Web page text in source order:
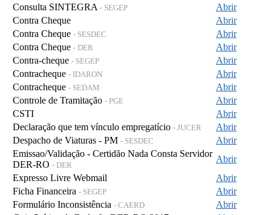
Consulta SINTEGRA - SEGEP
Abrir
Contra Cheque
Abrir
Contra Cheque - SESDEC
Abrir
Contra Cheque - DER
Abrir
Contra-cheque - SEGEP
Abrir
Contracheque - IDARON
Abrir
Contracheque - SEDAM
Abrir
Controle de Tramitação - PGE
Abrir
CSTI
Abrir
Declaração que tem vínculo empregatício - JUCER
Abrir
Despacho de Viaturas - PM - SESDEC
Abrir
Emissao/Validação - Certidão Nada Consta Servidor
DER-RO - DER
Abrir
Expresso Livre Webmail
Abrir
Ficha Financeira - SEGEP
Abrir
Formulário Inconsistência - CAERD
Abrir